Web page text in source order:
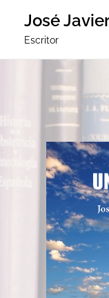
José
Escritor
JOSÉ JAVIER
SOY YO O ESO
UN SOL DE VIAJE
SOY YO ESO